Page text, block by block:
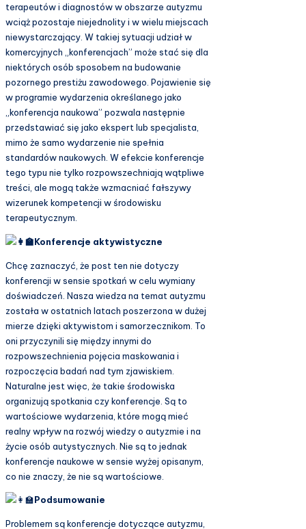
terapeutów i diagnostów w obszarze autyzmu
wciąż pozostaje niejednolity i w wielu miejscach
niewystarczający. W takiej sytuacji udział w
komercyjnych „konferencjach” może stać się dla
niektórych osób sposobem na budowanie
pozornego prestiżu zawodowego. Pojawienie się
w programie wydarzenia określanego jako
„konferencja naukowa” pozwala następnie
przedstawiać się jako ekspert lub specjalista,
mimo że samo wydarzenie nie spełnia
standardów naukowych. W efekcie konferencje
tego typu nie tylko rozpowszechniają wątpliwe
treści, ale mogą także wzmacniać fałszywy
wizerunek kompetencji w środowisku
terapeutycznym.
Konferencje aktywistyczne
Chcę zaznaczyć, że post ten nie dotyczy
konferencji w sensie spotkań w celu wymiany
doświadczeń. Nasza wiedza na temat autyzmu
została w ostatnich latach poszerzona w dużej
mierze dzięki aktywistom i samorzecznikom. To
oni przyczynili się między innymi do
rozpowszechnienia pojęcia maskowania i
rozpoczęcia badań nad tym zjawiskiem.
Naturalne jest więc, że takie środowiska
organizują spotkania czy konferencje. Są to
wartościowe wydarzenia, które mogą mieć
realny wpływ na rozwój wiedzy o autyzmie i na
życie osób autystycznych. Nie są to jednak
konferencje naukowe w sensie wyżej opisanym,
co nie znaczy, że nie są wartościowe.
Podsumowanie
Problemem są konferencje dotyczące autyzmu,